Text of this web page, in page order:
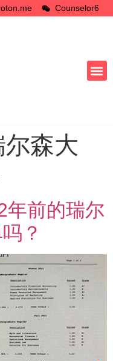
Counselor6
森大
年前的瑞尔
？